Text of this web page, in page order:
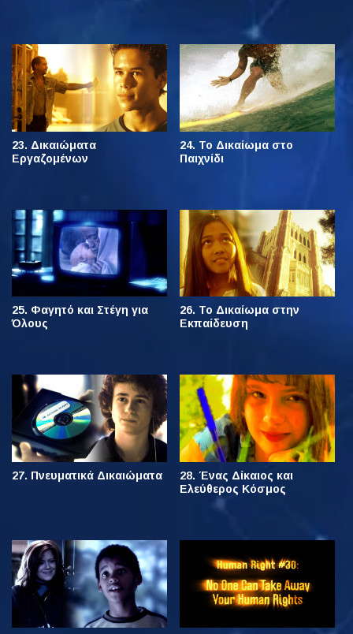
23. Δικαιώματα
Εργαζομένων
24. Το Δικαίωμα στο
Παιχνίδι
25. Φαγητό και Στέγη για
Όλους
26. Το Δικαίωμα στην
Εκπαίδευση
27. Πνευματικά Δικαιώματα
28. Ένας Δίκαιος και
Ελεύθερος Κόσμος